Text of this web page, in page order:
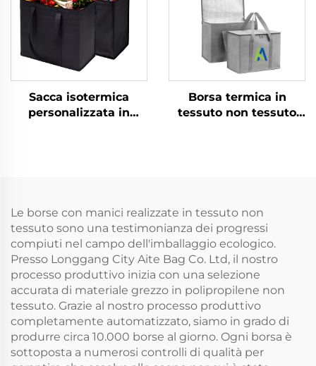
per spiaggia e spesa
Commercio
Internazionale
Sacca isotermica
personalizzata in
grosso mantiene
freddo e ghiacciato
Borsa termica in
tessuto non tessuto
per la spesa o pranzo,
refrigerante isolato
Le borse con manici realizzate in tessuto non
tessuto sono una testimonianza dei progressi
compiuti nel campo dell'imballaggio ecologico.
Presso Longgang City Aite Bag Co. Ltd, il nostro
processo produttivo inizia con una selezione
accurata di materiale grezzo in polipropilene non
tessuto. Grazie al nostro processo produttivo
completamente automatizzato, siamo in grado di
produrre circa 10.000 borse al giorno. Ogni borsa è
sottoposta a numerosi controlli di qualità per